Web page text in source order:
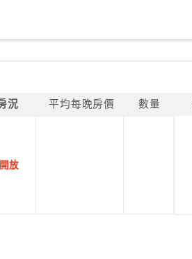
況 平均每晚房價 數量
放